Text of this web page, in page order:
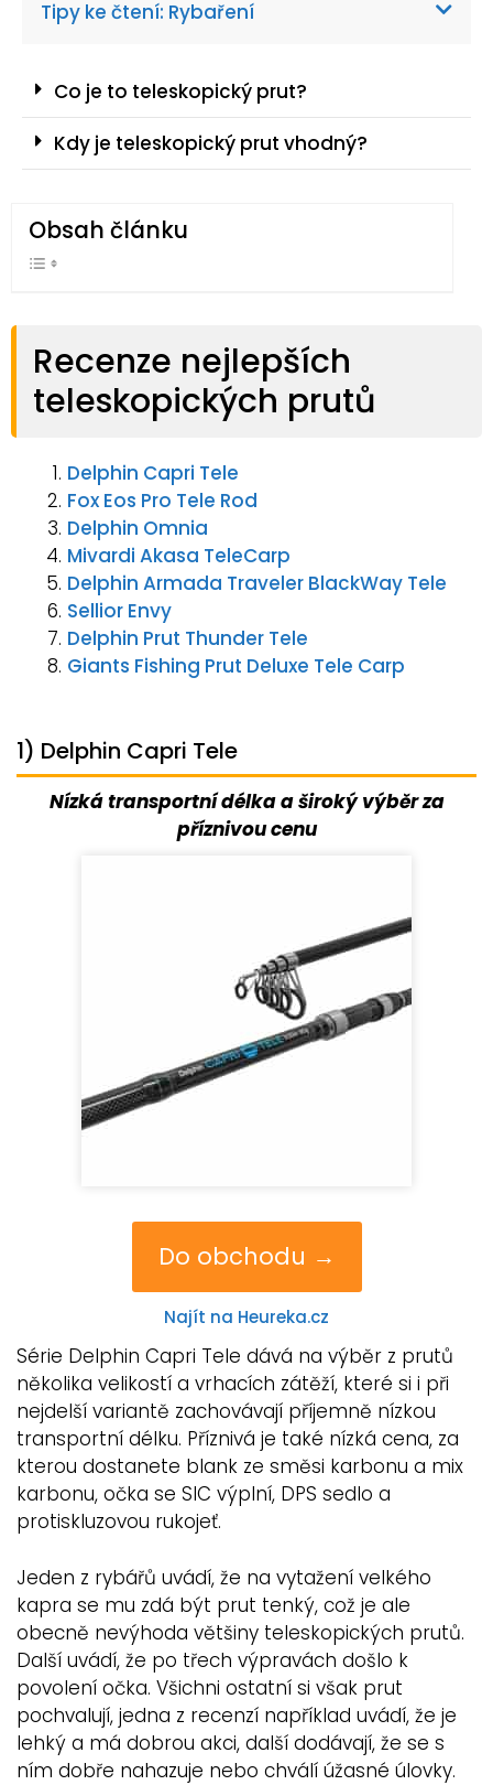
Tipy ke čtení: Rybaření
Co je to teleskopický prut?
Kdy je teleskopický prut vhodný?
Obsah článku
Recenze nejlepších
teleskopických prutů
Delphin Capri Tele
Fox Eos Pro Tele Rod
Delphin Omnia
Mivardi Akasa TeleCarp
Delphin Armada Traveler BlackWay Tele
Sellior Envy
Delphin Prut Thunder Tele
Giants Fishing Prut Deluxe Tele Carp
1) Delphin Capri Tele
Nízká transportní délka a široký výběr za
příznivou cenu
Do obchodu →
Najít na Heureka.cz
Série Delphin Capri Tele dává na výběr z prutů
několika velikostí a vrhacích zátěží, které si i při
nejdelší variantě zachovávají příjemně nízkou
transportní délku. Příznivá je také nízká cena, za
kterou dostanete blank ze směsi karbonu a mix
karbonu, očka se SIC výplní, DPS sedlo a
protiskluzovou rukojeť.
Jeden z rybářů uvádí, že na vytažení velkého
kapra se mu zdá být prut tenký, což je ale
obecně nevýhoda většiny teleskopických prutů.
Další uvádí, že po třech výpravách došlo k
povolení očka. Všichni ostatní si však prut
pochvalují, jedna z recenzí například uvádí, že je
lehký a má dobrou akci, další dodávají, že se s
ním dobře nahazuje nebo chválí úžasné úlovky.